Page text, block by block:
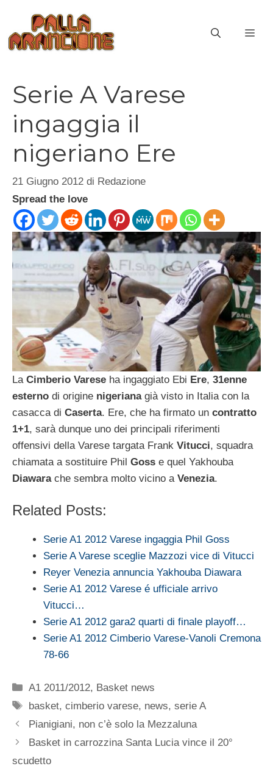
contenuto
Serie A Varese
ingaggia il
nigeriano Ere
21 Giugno 2012 di Redazione
Spread the love
La Cimberio Varese ha ingaggiato Ebi Ere, 31enne
esterno di origine nigerianagià visto in Italia con la
casacca di Caserta. Ere, che ha firmato un contratto
1+1, sarà dunque uno dei principali riferimenti
offensivi della Varese targata Frank Vitucci, squadra
chiamata a sostituire Phil Goss e quel Yakhouba
Diawarache sembra molto vicino a Venezia.
Related Posts:
Serie A1 2012 Varese ingaggia Phil Goss
Serie A Varese sceglie Mazzozi vice di Vitucci
Reyer Venezia annuncia Yakhouba Diawara
Serie A1 2012 Varese é ufficiale arrivo
Vitucci…
Serie A1 2012 gara2 quarti di finale playoff…
Serie A1 2012 Cimberio Varese-Vanoli Cremona
78-66
Categorie
A1 2011/2012, Basket news
Tag
basket,cimberio varese, news,serie A
Pianigiani, non c’è solo la Mezzaluna
Basket in carrozzina Santa Lucia vince il 20°
scudetto